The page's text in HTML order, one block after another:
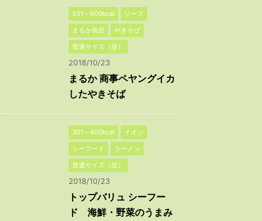
501～600kcal
ソース
まるか食品
やきそば
普通サイズ（並）
2018/10/23
まるか 商事ペヤングイカ
したやきそば
301～400kcal
イオン
シーフード
ラーメン
普通サイズ（並）
2018/10/23
トップバリュ シーフー
ド 海鮮・野菜のうまみ